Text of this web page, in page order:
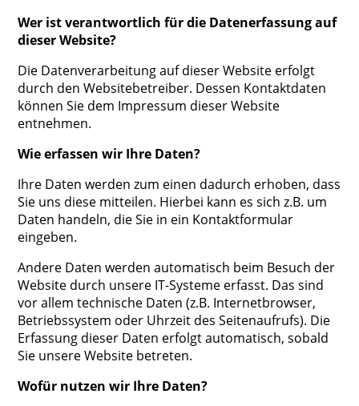
Wer ist verantwortlich für die Datenerfassung auf
dieser Website?
Die Datenverarbeitung auf dieser Website erfolgt
durch den Websitebetreiber. Dessen Kontaktdaten
können Sie dem Impressum dieser Website
entnehmen.
Wie erfassen wir Ihre Daten?
Ihre Daten werden zum einen dadurch erhoben, dass
Sie uns diese mitteilen. Hierbei kann es sich z.B. um
Daten handeln, die Sie in ein Kontaktformular
eingeben.
Andere Daten werden automatisch beim Besuch der
Website durch unsere IT-Systeme erfasst. Das sind
vor allem technische Daten (z.B. Internetbrowser,
Betriebssystem oder Uhrzeit des Seitenaufrufs). Die
Erfassung dieser Daten erfolgt automatisch, sobald
Sie unsere Website betreten.
Wofür nutzen wir Ihre Daten?